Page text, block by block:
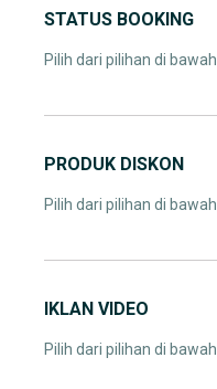
STATUS BOOKING
Pilih dari pilihan di bawah
PRODUK DISKON
Pilih dari pilihan di bawah
IKLAN VIDEO
Pilih dari pilihan di bawah